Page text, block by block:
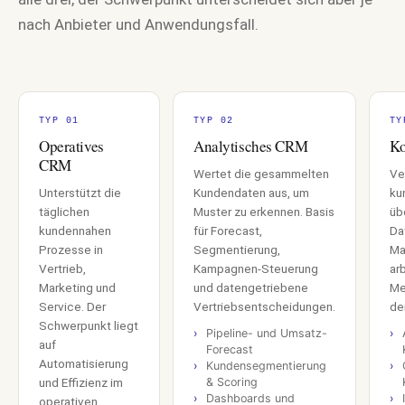
erhalten Sie eine personalisierte Shortlist, anonym browsbar.
Einer unserer Software-Experten meldet sich einmalig zur
03
Ihre Daten bleiben bei uns
Keine Weitergabe an Anbieter. Anbieter erfahren von Ihrer Anfrage
ausdrücklich zustimmen. Keine Werbe-Mails ohne Einwilligung.
Sonderpreis Brandenburger Innovationspreis 2025
AUSGEZEICHNET VOM WIRTSCHAFTSMINISTERIUM
FIND-YOUR-SOFTWARE
nach Anbieter und Anwendungsfall.
TYP 01
Operatives
CRM
Unterstützt die
täglichen
kundennahen
Prozesse in
Vertrieb,
Marketing und
Service. Der
Schwerpunkt liegt
auf
Automatisierung
und Effizienz im
operativen
TYP 02
Analytisches CRM
Wertet die gesammelten
Kundendaten aus, um
Muster zu erkennen. Basis
für Forecast,
Segmentierung,
Kampagnen-Steuerung
und datengetriebene
Vertriebsentscheidungen.
Pipeline- und Umsatz-
Forecast
Kundensegmentierung
& Scoring
Dashboards und